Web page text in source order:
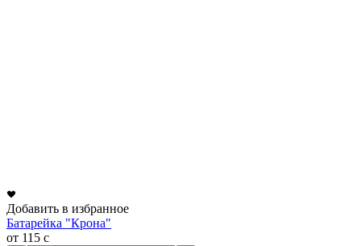
Добавить в избранное
Батарейка "Крона"
от 115 c